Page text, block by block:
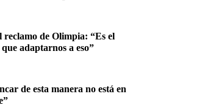
reclamo de Olimpia: “Es el
adaptarnos a eso”
de esta manera no está en